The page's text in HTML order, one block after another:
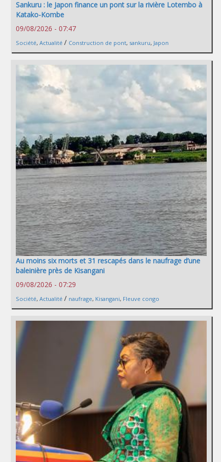
Sankuru : le Japon finance un pont sur la rivière Lotembo à
Katako-Kombe
09/08/2026 - 07:47
Société, Actualité / Construction de pont, sankuru, Japon
Au moins six morts et 31 rescapés dans le naufrage d’une
baleinière près de Kisangani
09/08/2026 - 07:29
Société, Actualité / naufrage, Kisangani, Fleuve congo